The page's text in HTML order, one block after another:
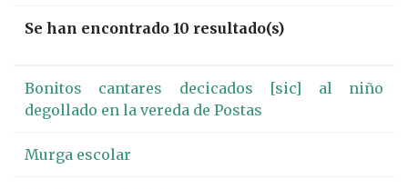
Se han encontrado 10 resultado(s)
Bonitos cantares decicados [sic] al niño
degollado en la vereda de Postas
Murga escolar